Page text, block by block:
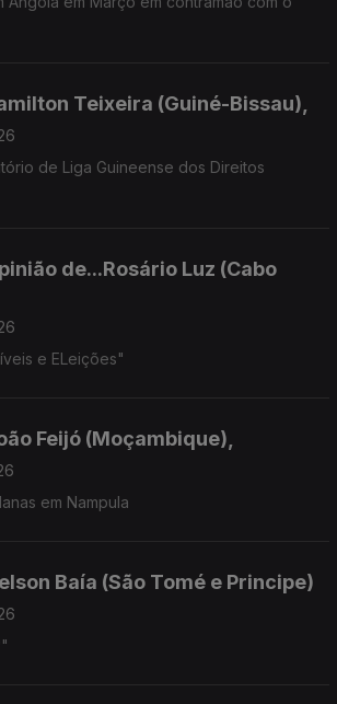
Teixeira (Guiné-Bissau),
de Liga Guineense dos Direitos
de...Rosário Luz (Cabo
e ELeições"
Feijó (Moçambique),
em Nampula
Baía (São Tomé e Principe)